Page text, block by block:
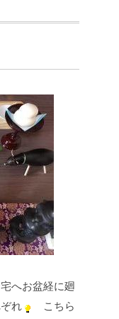
へお盆経に廻
れ
こちら